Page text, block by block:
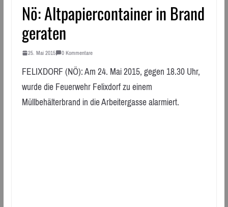
Nö: Altpapiercontainer in Brand
geraten
25. Mai 2015 0 Kommentare
FELIXDORF (NÖ): Am 24. Mai 2015, gegen 18.30 Uhr,
wurde die Feuerwehr Felixdorf zu einem
Müllbehälterbrand in die Arbeitergasse alarmiert.